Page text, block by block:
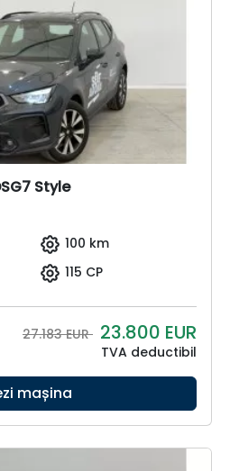
Style
100 km
115 CP
27.183 EUR 23.800 EUR
TVA deductibil
mașina